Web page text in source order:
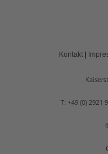
Kontakt|
T: +49 (0) 2921